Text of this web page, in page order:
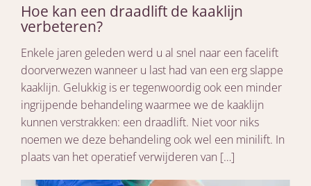
Hoe kan een draadlift de kaaklijn
verbeteren?
Enkele jaren geleden werd u al snel naar een facelift
doorverwezen wanneer u last had van een erg slappe
kaaklijn. Gelukkig is er tegenwoordig ook een minder
ingrijpende behandeling waarmee we de kaaklijn
kunnen verstrakken: een draadlift. Niet voor niks
noemen we deze behandeling ook wel een minilift. In
plaats van het operatief verwijderen van […]